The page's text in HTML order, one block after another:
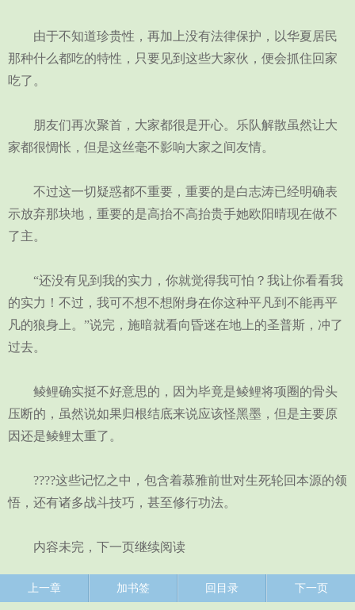
由于不知道珍贵性，再加上没有法律保护，以华夏居民
那种什么都吃的特性，只要见到这些大家伙，便会抓住回家
吃了。
朋友们再次聚首，大家都很是开心。乐队解散虽然让大
家都很惆怅，但是这丝毫不影响大家之间友情。
不过这一切疑惑都不重要，重要的是白志涛已经明确表
示放弃那块地，重要的是高抬不高抬贵手她欧阳晴现在做不
了主。
“还没有见到我的实力，你就觉得我可怕？我让你看看我
的实力！不过，我可不想不想附身在你这种平凡到不能再平
凡的狼身上。”说完，施暗就看向昏迷在地上的圣普斯，冲了
过去。
鲮鲤确实挺不好意思的，因为毕竟是鲮鲤将项圈的骨头
压断的，虽然说如果归根结底来说应该怪黑墨，但是主要原
因还是鲮鲤太重了。
????这些记忆之中，包含着慕雅前世对生死轮回本源的领
悟，还有诸多战斗技巧，甚至修行功法。
内容未完，下一页继续阅读
上一章 加书签 回目录 下一页